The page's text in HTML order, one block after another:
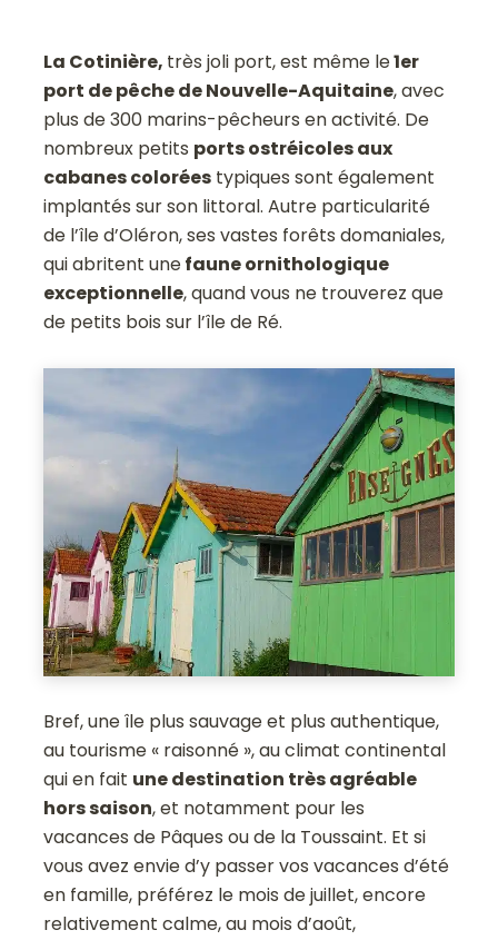
La Cotinière, très joli port, est même le1er
port de pêche de Nouvelle-Aquitaine, avec
plus de 300 marins-pêcheurs en activité. De
nombreux petits ports ostréicoles aux
cabanes colorées typiques sont également
implantés sur son littoral. Autre particularité
de l’île d’Oléron, ses vastes forêts domaniales,
qui abritent unefaune ornithologique
exceptionnelle, quand vous ne trouverez que
de petits bois sur l’île de Ré.
Bref, une île plus sauvage et plus authentique,
au tourisme « raisonné », au climat continental
qui en fait une destination très agréable
hors saison, et notamment pour les
vacances de Pâques ou de la Toussaint. Et si
vous avez envie d’y passer vos vacances d’été
en famille, préférez le mois de juillet, encore
relativement calme, au mois d’août,